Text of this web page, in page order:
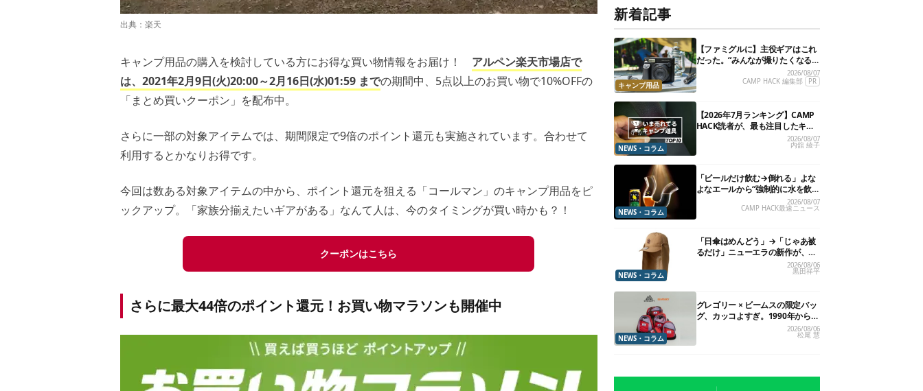
出典： 楽天
キャンプ用品の購入を検討している方にお得な買い物情報をお届け！ アルペン楽天市場店で
は、2021年2月9日(火)20:00～2月16日(水)01:59 までの期間中、5点以上のお買い物で10%OFFの
「まとめ買いクーポン」を配布中。
さらに一部の対象アイテムでは、期間限定で9倍のポイント還元も実施されています。合わせて
利用するとかなりお得です。
今回は数ある対象アイテムの中から、ポイント還元を狙える「コールマン」のキャンプ用品をピ
ックアップ。「家族分揃えたいギアがある」なんて人は、今のタイミングが買い時かも？！
クーポンはこちら
さらに最大44倍のポイント還元！お買い物マラソンも開催中
新着記事
キャンプ用品
【ファミグルに】主役ギアはこれ
だった。“みんなが撮りたくなる
カメラ”が楽しすぎる！
2026/08/07
CAMP HACK 編集部
PR
NEWS・コラム
【2026年7月ランキング】CAMP
HACK読者が、最も注目したキャ
2026/08/07
内舘 綾子
NEWS・コラム
「ビールだけ飲む→倒れる」よな
よなエールから“強制的に水を飲
2026/08/07
CAMP HACK最速ニュース
NEWS・コラム
「日傘はめんどう」→「じゃあ被
るだけ」ニューエラの新作が、真
2026/08/06
黒田祥平
NEWS・コラム
グレゴリー × ビームスの限定バッ
グ、カッコよすぎ。1990年から“3
年のみ使用”されていた、紫タグ
2026/08/06
松尾 慧